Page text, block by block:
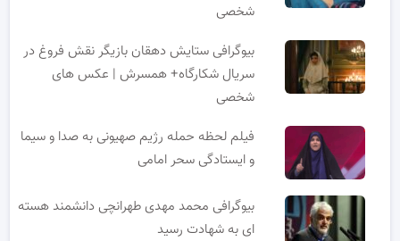
شخصی
بیوگرافی ستایش دهقان بازیگر نقش فروغ در
سریال شکارگاه+ همسرش | عکس های
شخصی
فیلم لحظه حمله رژیم صهیونی به صدا و سیما
و ایستادگی سحر امامی
بیوگرافی محمد مهدی طهرانچی دانشمند هسته
ای به شهادت رسید